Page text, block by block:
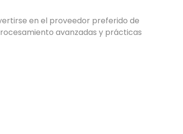
en el proveedor preferido de
avanzadas y prácticas